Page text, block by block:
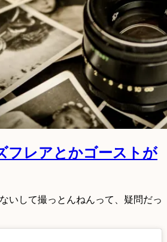
フレアとかゴーストが
いして撮っとんねんって、疑問だっ